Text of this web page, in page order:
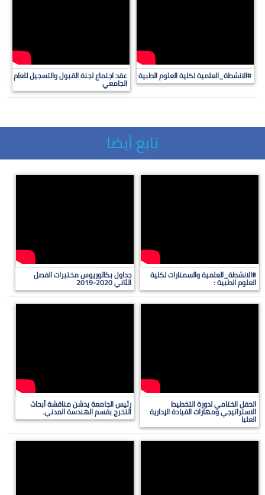
#الانشطة_العلمية لكلية العلوم الطبية عقد اجتماع لجنة القبول والتسجيل للعام
الجامعي
تابع أيضا
#الانشطة_العلمية والسمنارات لكلية
العلوم الطبية :
جداول بكالوريوس مختبرات الفصل
الثاني 2020-2019
الحفل الختامي لدورة التخطيط
الاستراتيجي ومهارات القيادة الإدارية
العليا
رئيس الجامعة يدشن مناقشة أبحاث
التخرج بقسم الهندسة المدني.